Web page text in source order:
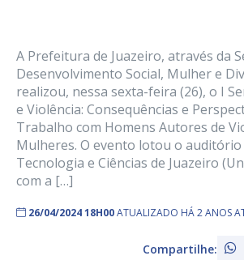
A Prefeitura de Juazeiro, através da
Desenvolvimento Social, Mulher e
realizou, nessa sexta-feira (26), o I
e Violência: Consequências e
Trabalho com Homens Autores de
Mulheres. O evento lotou o auditório
Tecnologia e Ciências de Juazeiro
com a […]
26/04/2024 18H00ATUALIZADO HÁ 2 ANOS
Compartilhe: